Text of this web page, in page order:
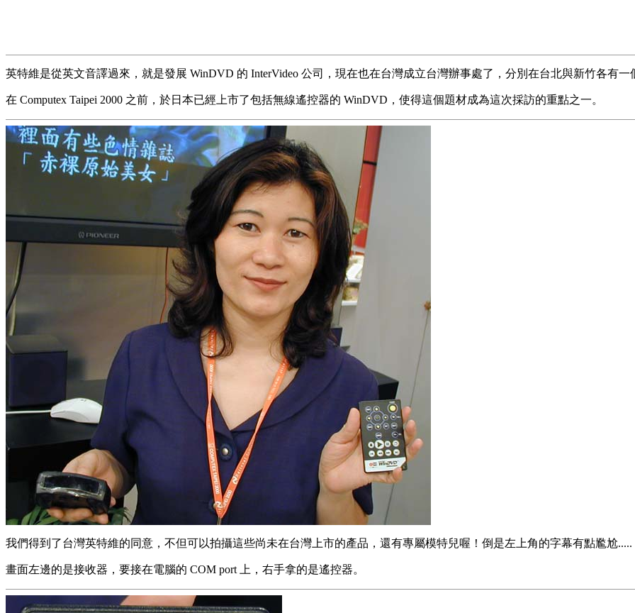
英特維是從英文音譯過來，就是發展 WinDVD 的 InterVideo 公司，現在也在台灣成立台灣辦事處了，分別在台北與新竹各有
在 Computex Taipei 2000 之前，於日本已經上市了包括無線遙控器的 WinDVD，使得這個題材成為這次採訪的重點之一。
我們得到了台灣英特維的同意，不但可以拍攝這些尚未在台灣上市的產品，還有專屬模特兒喔！倒是左上角的字幕有點尷尬.....
畫面左邊的是接收器，要接在電腦的 COM port 上，右手拿的是遙控器。